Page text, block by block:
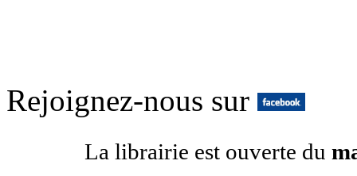
Rejoignez-nous sur
La librairie est ouverte du